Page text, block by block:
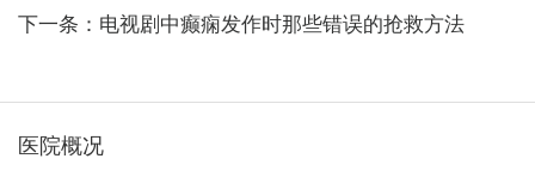
下一条：电视剧中癫痫发作时那些错误的抢救方法
医院概况